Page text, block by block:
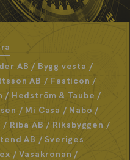
AB / Bygg vesta /
AB / Fasticon /
/ Hedström & Taube /
/ Mi Casa / Nabo /
Riba AB / Riksbyggen /
AB / Sveriges
/ Vasakronan /